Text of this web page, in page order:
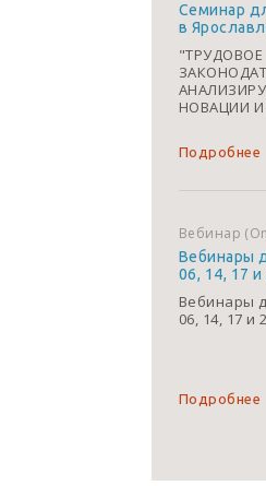
Семинар
в
"ТРУДОВОЕ
НОВАЦИИ
Подробнее
Вебинар
Вебинары
06, 14, 17
Вебинары
06, 14, 17 и
Подробнее